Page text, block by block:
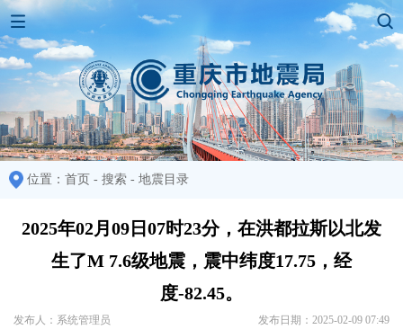
位置： 首页 - 搜索 - 地震目录
2025年02月09日07时23分，在洪都拉斯以北发
生了M 7.6级地震，震中纬度17.75，经
度-82.45。
发布人：系统管理员
发布日期：2025-02-09 07:49